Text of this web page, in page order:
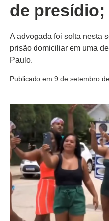
de presídio;
A advogada foi solta nesta
prisão domiciliar em uma
Paulo.
Publicado em 9 de setembro